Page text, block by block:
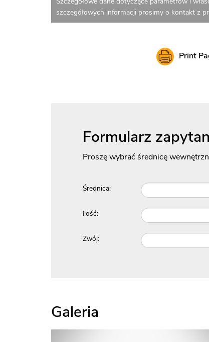
szczegółowych informacji prosimy o kontakt z
Print
Formularz
Proszę wybrać średnicę
Średnica:
Ilość:
Zwój:
Galeria